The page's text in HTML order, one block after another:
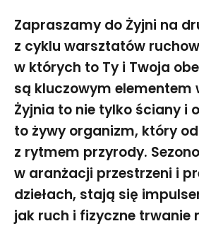
Zapraszamy do Żyjni na
z cyklu warsztatów
w których to Ty i Twoja
są kluczowym elementem
Żyjnia to nie tylko ściany i
to żywy organizm, który
z rytmem przyrody.
w aranżacji przestrzeni i
dziełach, stają się
jak ruch i fizyczne trwanie